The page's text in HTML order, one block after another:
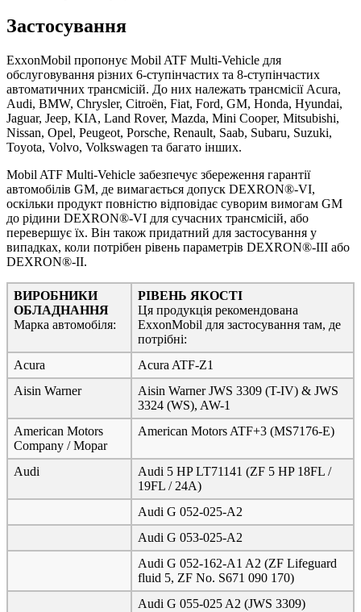
Застосування
ExxonMobil пропонує Mobil ATF Multi-Vehicle для
обслуговування різних 6-ступінчастих та 8-ступінчастих
автоматичних трансмісій. До них належать трансмісії Acura,
Audi, BMW, Chrysler, Citroën, Fiat, Ford, GM, Honda, Hyundai,
Jaguar, Jeep, KIA, Land Rover, Mazda, Mini Cooper, Mitsubishi,
Nissan, Opel, Peugeot, Porsche, Renault, Saab, Subaru, Suzuki,
Toyota, Volvo, Volkswagen та багато інших.
Mobil ATF Multi-Vehicle забезпечує збереження гарантії
автомобілів GM, де вимагається допуск DEXRON®-VI,
оскільки продукт повністю відповідає суворим вимогам GM
до рідини DEXRON®-VI для сучасних трансмісій, або
перевершує їх. Він також придатний для застосування у
випадках, коли потрібен рівень параметрів DEXRON®-III або
DEXRON®-II.
ВИРОБНИКИ
ОБЛАДНАННЯ
Марка автомобіля:
РІВЕНЬ ЯКОСТІ
Ця продукція рекомендована
ExxonMobil для застосування там, де
потрібні:
Acura
Acura ATF-Z1
Aisin Warner
Aisin Warner JWS 3309 (T-IV) & JWS
3324 (WS), AW-1
American Motors
Company / Mopar
American Motors ATF+3 (MS7176-E)
Audi
Audi 5 HP LT71141 (ZF 5 HP 18FL /
19FL / 24A)
Audi G 052-025-A2
Audi G 053-025-A2
Audi G 052-162-A1 A2 (ZF Lifeguard
fluid 5, ZF No. S671 090 170)
Audi G 055-025 A2 (JWS 3309)